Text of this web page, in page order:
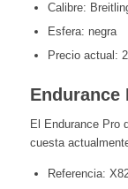
Calibre:
Esfera: negra
Precio actual:
Endurance
El Endurance Pro
cuesta
Referencia: